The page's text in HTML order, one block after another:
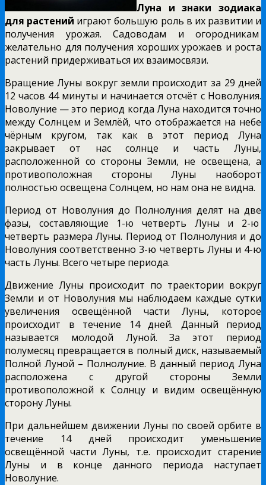
Луна и знаки зодиака
для растений играют большую роль в их развитии и
получения урожая. Садоводам и огородникам
желательно для получения хороших урожаев и роста
растений придерживаться их взаимосвязи.
Вращение Луны вокруг земли происходит за 29 дней
12 часов 44 минуты и начинается отсчёт с Новолуния.
Новолуние — это период когда Луна находится точно
между Солнцем и Землёй, что отображается на небе
чёрным кругом, так как в этот период Луна
закрывает от нас солнце и часть Луны,
расположенной со стороны Земли, не освещена, а
противоположная стороны Луны наоборот
полностью освещена Солнцем, но нам она не видна.
Период от Новолуния до Полнолуния делят на две
фазы, составляющие 1-ю четверть Луны и 2-ю
четверть размера Луны. Период от Полнолуния и до
Новолуния соответственно 3-ю четверть Луны и 4-ю
часть Луны. Всего четыре периода.
Движение Луны происходит по траектории вокруг
Земли и от Новолуния мы наблюдаем каждые сутки
увеличения освещённой части Луны, которое
происходит в течение 14 дней. Данный период
называется молодой Луной. За этот период
полумесяц превращается в полный диск, называемый
Полной Луной – Полнолуние. В данный период Луна
расположена с другой стороны Земли
противоположной к Солнцу и видим освещённую
сторону Луны.
При дальнейшем движении Луны по своей орбите в
течение 14 дней происходит уменьшение
освещённой части Луны, т.е. происходит старение
Луны и в конце данного периода наступает
Новолуние.